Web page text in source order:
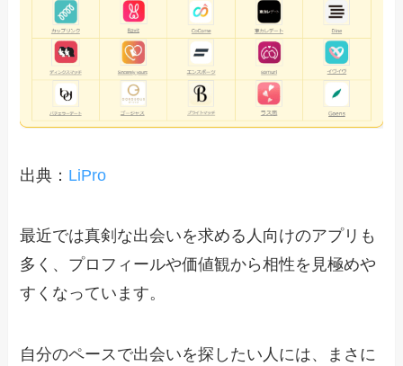
出典： LiPro
最近では真剣な出会いを求める人向けのアプリも
多く、プロフィールや価値観から相性を見極めや
すくなっています。
自分のペースで出会いを探したい人には、まさに